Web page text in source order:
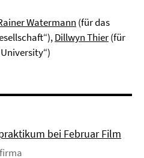
Watermann (für das
Dillwyn Thier(für
bei Februar Film